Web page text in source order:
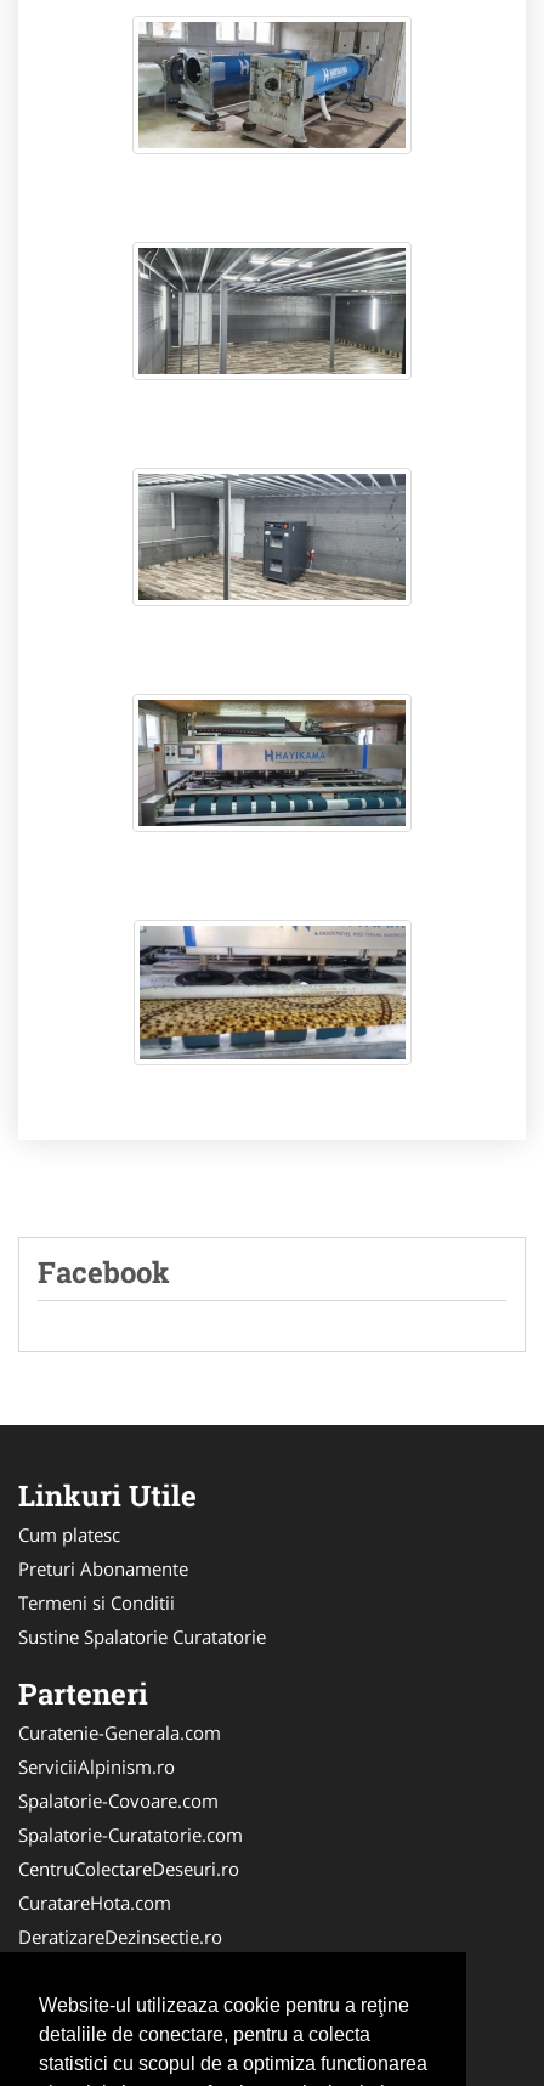
Website-ul utilizeaza cookie pentru a reţine
detaliile de conectare, pentru a colecta
statistici cu scopul de a optimiza functionarea
Facebook
Linkuri Utile
Cum platesc
Preturi Abonamente
Termeni si Conditii
Sustine Spalatorie Curatatorie
Parteneri
Curatenie-Generala.com
ServiciiAlpinism.ro
Spalatorie-Covoare.com
Spalatorie-Curatatorie.com
CentruColectareDeseuri.ro
CuratareHota.com
DeratizareDezinsectie.ro
ColectareDeseuriMedicale.com
FirmaDeratizare.ro
Service-Reparatii.com